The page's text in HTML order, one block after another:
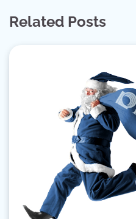
Related Posts